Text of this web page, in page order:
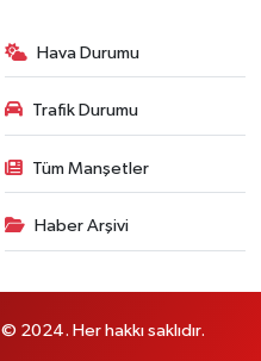
Hava Durumu
Trafik Durumu
Tüm Manşetler
Haber Arşivi
2024. Her hakkı saklıdır.